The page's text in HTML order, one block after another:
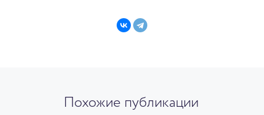
Похожие публикации